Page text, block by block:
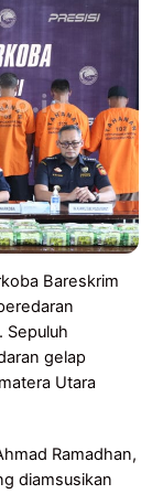
Bareskrim
Sepuluh
gelap
Utara
Ramadhan,
diamsusikan